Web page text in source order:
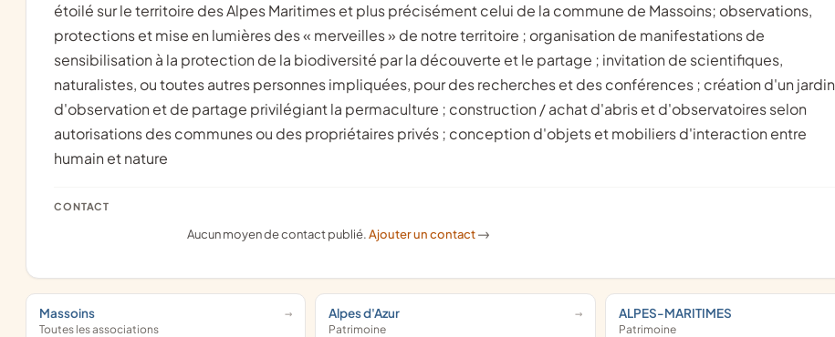
étoilé sur le territoire des Alpes Maritimes et plus précisément celui de la commune de Massoins; observations,
protections et mise en lumières des « merveilles » de notre territoire ; organisation de manifestations de
sensibilisation à la protection de la biodiversité par la découverte et le partage ; invitation de scientifiques,
naturalistes, ou toutes autres personnes impliquées, pour des recherches et des conférences ; création d'un jardin
d'observation et de partage privilégiant la permaculture ; construction / achat d'abris et d'observatoires selon
autorisations des communes ou des propriétaires privés ; conception d'objets et mobiliers d'interaction entre
humain et nature
CONTACT
Aucun moyen de contact publié.Ajouter un contact ->
Massoins
Toutes les associations
Alpes d'Azur
Patrimoine
ALPES-MARITIMES
Patrimoine